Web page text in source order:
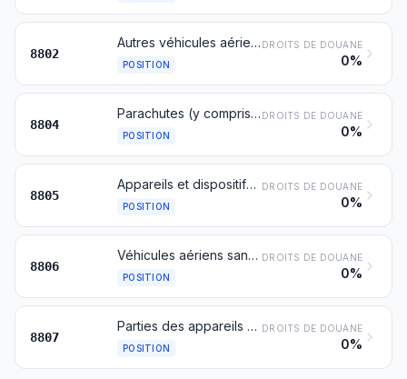
8802
Autres véhicules aériens (hélicoptères, avions, par exemple), à l’exception des véhicules aériens sans pilote du n° 8806; véhicules spatiaux (y compris les satellites) et leurs véhicules lanceurs et véhicules sous-orbitaux
POSITION
DROITS DE DOUANE
0%
8804
Parachutes (y compris les parachutes dirigeables et les parapentes) et rotochutes; leurs parties et accessoires
POSITION
DROITS DE DOUANE
0%
8805
Appareils et dispositifs pour le lancement de véhicules aériens; appareils et dispositifs pour l'appontage de véhicules aériens et appareils et dispositifs similaires; appareils au sol d'entraînement au vol; leurs parties
POSITION
DROITS DE DOUANE
0%
8806
Véhicules aériens sans pilote
POSITION
DROITS DE DOUANE
0%
8807
Parties des appareils nos 8801, 8802 ou 8806
POSITION
DROITS DE DOUANE
0%